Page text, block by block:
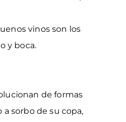
vinos son los
y boca.
de formas
sorbo de su copa,